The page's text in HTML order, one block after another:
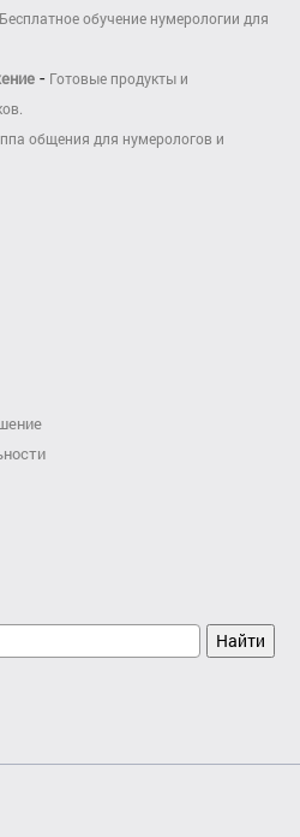
Бесплатное обучение нумерологии для
- Готовые продукты и
общения для нумерологов и